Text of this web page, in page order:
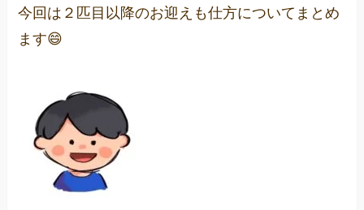
今回は２匹目以降のお迎えも仕方についてまとめ
ます😄